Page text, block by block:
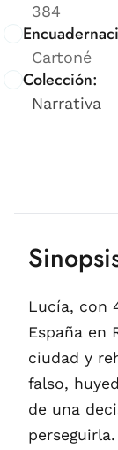
384
Cartoné
Colección:
Narrativa
Lucía, con
España en
ciudad y
falso,
de una